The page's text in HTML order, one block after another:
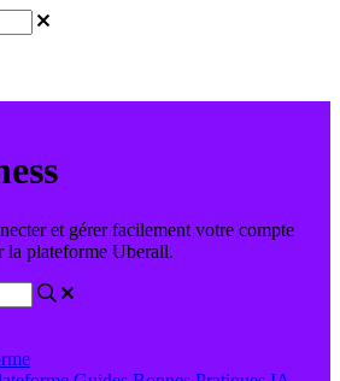
et gérer facilement votre compte
la plateforme Uberall.